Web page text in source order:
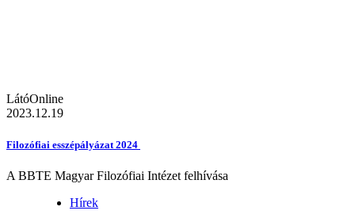
LátóOnline
2023.12.19
Filozófiai esszépályázat 2024
A BBTE Magyar Filozófiai Intézet felhívása
Hírek